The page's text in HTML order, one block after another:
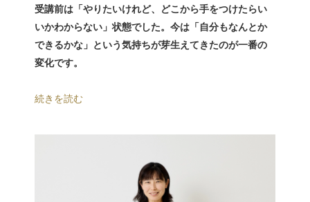
受講前は「やりたいけれど、どこから手をつけたらい
いかわからない」状態でした。今は「自分もなんとか
できるかな」という気持ちが芽生えてきたのが一番の
変化です。
続きを読む